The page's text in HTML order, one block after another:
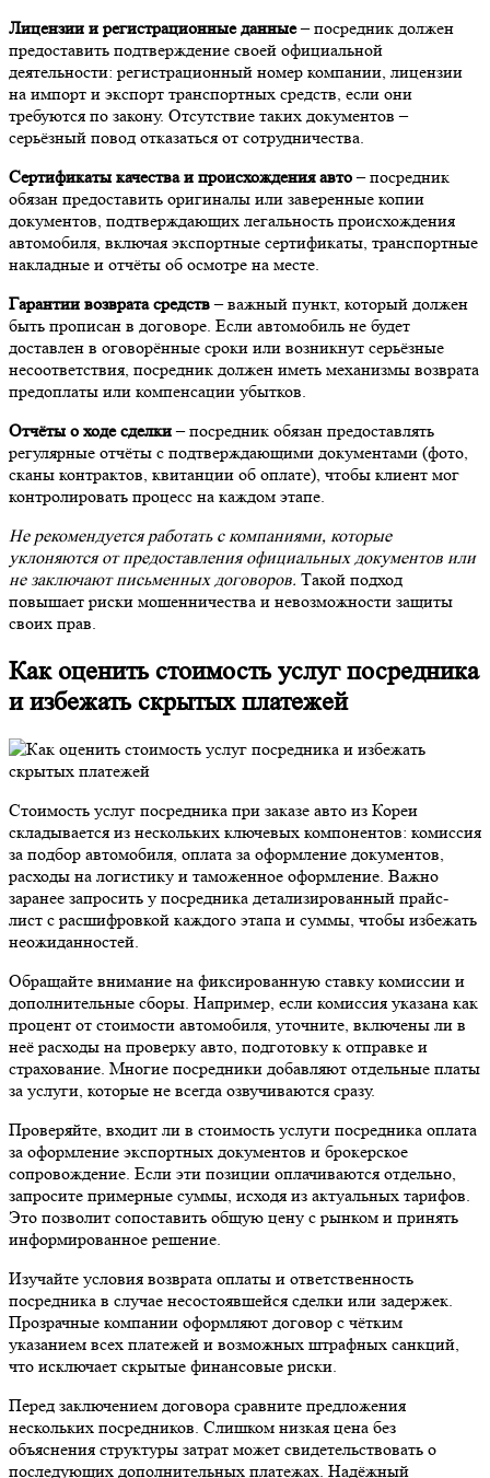
Лицензии и регистрационные данные– посредник должен
предоставить подтверждение своей официальной
деятельности: регистрационный номер компании, лицензии
на импорт и экспорт транспортных средств, если они
требуются по закону. Отсутствие таких документов –
серьёзный повод отказаться от сотрудничества.
Сертификаты качества и происхождения авто– посредник
обязан предоставить оригиналы или заверенные копии
документов, подтверждающих легальность происхождения
автомобиля, включая экспортные сертификаты, транспортные
накладные и отчёты об осмотре на месте.
Гарантии возврата средств– важный пункт, который должен
быть прописан в договоре. Если автомобиль не будет
доставлен в оговорённые сроки или возникнут серьёзные
несоответствия, посредник должен иметь механизмы возврата
предоплаты или компенсации убытков.
Отчёты о ходе сделки– посредник обязан предоставлять
регулярные отчёты с подтверждающими документами (фото,
сканы контрактов, квитанции об оплате), чтобы клиент мог
контролировать процесс на каждом этапе.
Не рекомендуется работать с компаниями, которые
уклоняются от предоставления официальных документов или
не заключают письменных договоров. Такой подход
повышает риски мошенничества и невозможности защиты
своих прав.
Как оценить стоимость услуг посредника
и избежать скрытых платежей
Стоимость услуг посредника при заказе авто из Кореи
складывается из нескольких ключевых компонентов: комиссия
за подбор автомобиля, оплата за оформление документов,
расходы на логистику и таможенное оформление. Важно
заранее запросить у посредника детализированный прайс-
лист с расшифровкой каждого этапа и суммы, чтобы избежать
неожиданностей.
Обращайте внимание на фиксированную ставку комиссии и
дополнительные сборы. Например, если комиссия указана как
процент от стоимости автомобиля, уточните, включены ли в
неё расходы на проверку авто, подготовку к отправке и
страхование. Многие посредники добавляют отдельные платы
за услуги, которые не всегда озвучиваются сразу.
Проверяйте, входит ли в стоимость услуги посредника оплата
за оформление экспортных документов и брокерское
сопровождение. Если эти позиции оплачиваются отдельно,
запросите примерные суммы, исходя из актуальных тарифов.
Это позволит сопоставить общую цену с рынком и принять
информированное решение.
Изучайте условия возврата оплаты и ответственность
посредника в случае несостоявшейся сделки или задержек.
Прозрачные компании оформляют договор с чётким
указанием всех платежей и возможных штрафных санкций,
что исключает скрытые финансовые риски.
Перед заключением договора сравните предложения
нескольких посредников. Слишком низкая цена без
объяснения структуры затрат может свидетельствовать о
последующих дополнительных платежах. Надёжный